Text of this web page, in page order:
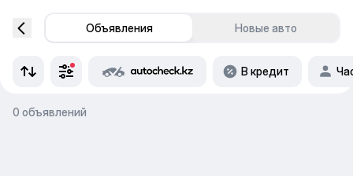
Объявления Новые авто
В кредит
0 объявлений